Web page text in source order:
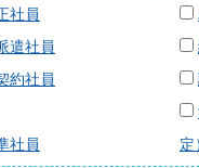
社員
遣社員
約社員
社員
定